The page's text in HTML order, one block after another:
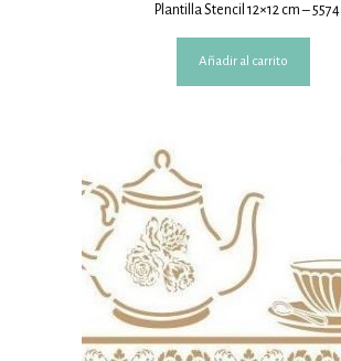
Plantilla Stencil 12×12 cm – 5574
Añadir al carrito